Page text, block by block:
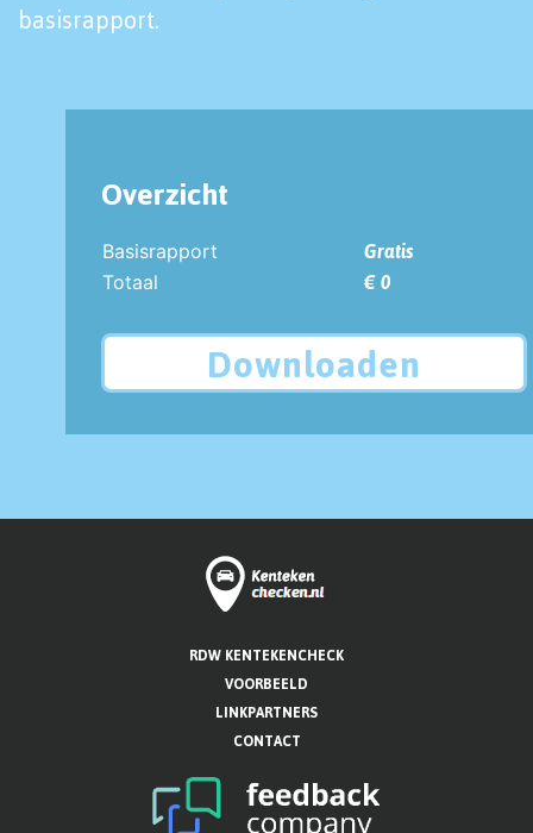
basisrapport.
Overzicht
Basisrapport
Gratis
Totaal
€ 0
Downloaden
RDW KENTEKENCHECK
VOORBEELD
LINKPARTNERS
CONTACT